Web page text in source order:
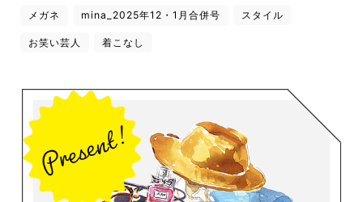
メガネ mina_2025年12・1月合併号 スタイル
お笑い芸人 着こなし